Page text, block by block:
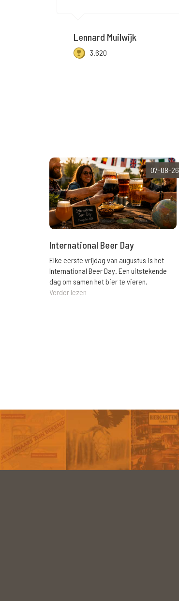
Lennard Muilwijk
3.620
07-08-26
International Beer Day
Elke eerste vrijdag van augustus is het
International Beer Day. Een uitstekende
dag om samen het bier te vieren.
Verder lezen